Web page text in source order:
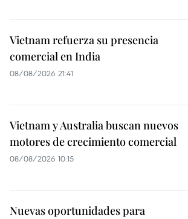
Vietnam refuerza su presencia
comercial en India
08/08/2026 21:41
Vietnam y Australia buscan nuevos
motores de crecimiento comercial
08/08/2026 10:15
Nuevas oportunidades para